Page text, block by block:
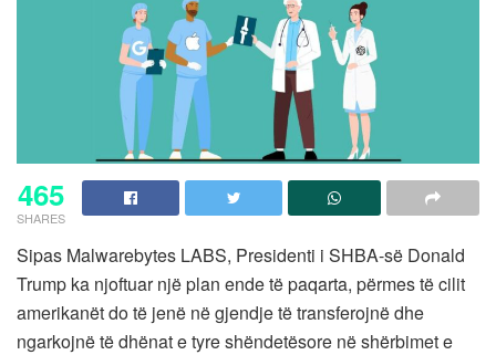
465
SHARES
Sipas Malwarebytes LABS, Presidenti i SHBA-së Donald
Trump ka njoftuar një plan ende të paqarta, përmes të cilit
amerikanët do të jenë në gjendje të transferojnë dhe
ngarkojnë të dhënat e tyre shëndetësore në shërbimet e